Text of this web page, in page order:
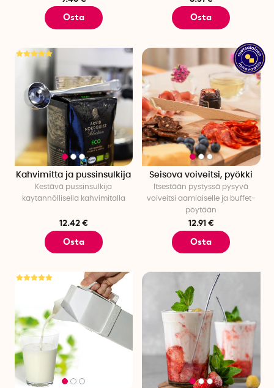
Osta Osta
Kahvimitta ja pussinsulkija
Kestävä pussinsulkija
käytännöllisellä kahvimitalla
12.42 €
Osta
Seisova voiveitsi, pyökki
Itsestään pystyssä pysyvä
voiveitsi aamiaiselle ja buffet-
pöytään
12.91 €
Osta